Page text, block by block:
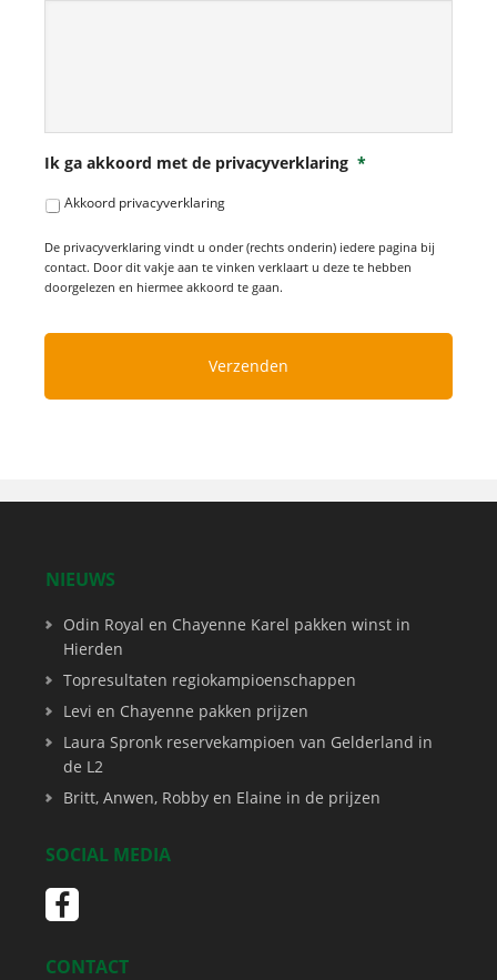
Ik ga akkoord met de privacyverklaring *
Akkoord privacyverklaring
De privacyverklaring vindt u onder (rechts onderin) iedere pagina bij
contact. Door dit vakje aan te vinken verklaart u deze te hebben
doorgelezen en hiermee akkoord te gaan.
NIEUWS
Odin Royal en Chayenne Karel pakken winst in
Hierden
Topresultaten regiokampioenschappen
Levi en Chayenne pakken prijzen
Laura Spronk reservekampioen van Gelderland in
de L2
Britt, Anwen, Robby en Elaine in de prijzen
SOCIAL MEDIA
CONTACT